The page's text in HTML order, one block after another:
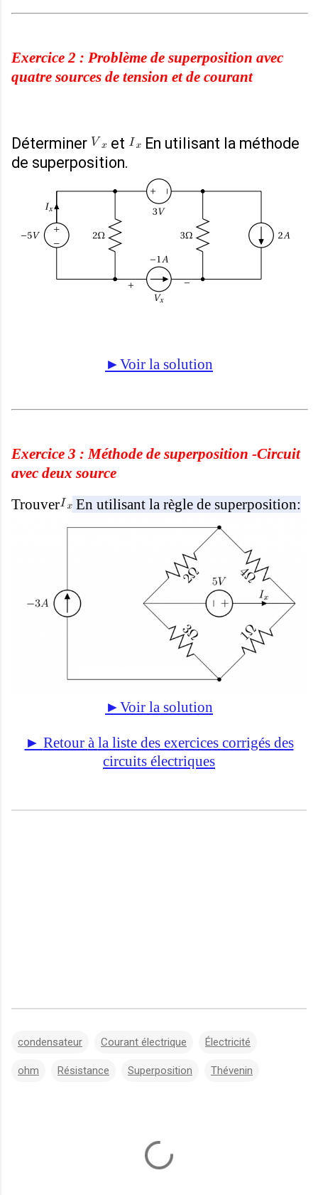
Exercice 2 : Problème de superposition avec
quatre sources de tension et de courant
Déterminer et
En utilisant la méthode
de superposition.
►Voir la solution
Exercice 3 :Méthode de superposition -Circuit
avec deux source
Trouver
En utilisant la règle de superposition:
►Voir la solution
► Retour à la liste des exercices corrigés des
circuits électriques
condensateur Courant électrique Électricité
ohm Résistance Superposition Thévenin